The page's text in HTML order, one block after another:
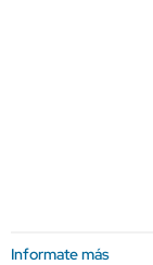
Informate más